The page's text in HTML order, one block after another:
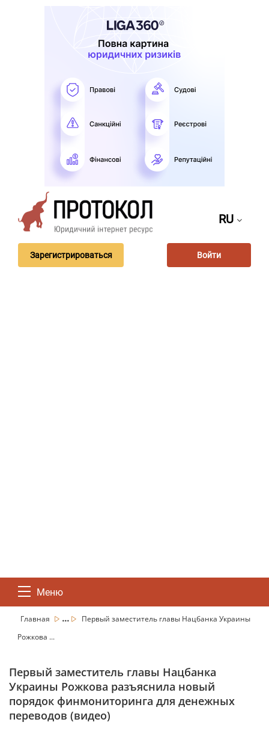
RU
Зарегистрироваться Войти
Меню
Главная ...
Первый заместитель главы Нацбанка Украины
Рожкова ...
Первый заместитель главы Нацбанка
Украины Рожкова разъяснила новый
порядок финмониторинга для денежных
переводов (видео)